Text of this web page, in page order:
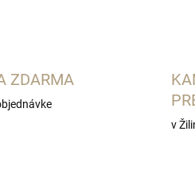
ZDARMA
v